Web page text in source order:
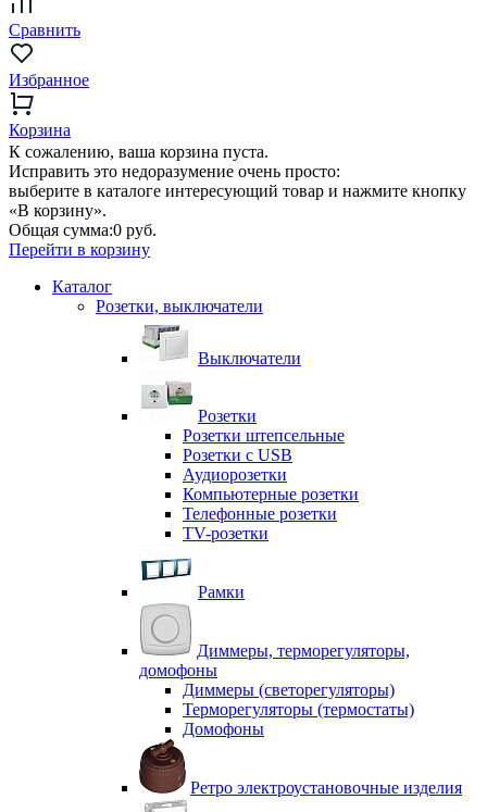
Сравнить
Избранное
Корзина
К сожалению, ваша корзина пуста.
Исправить это недоразумение очень просто:
выберите в каталоге интересующий товар и нажмите кнопку
«В корзину».
Общая сумма:0 руб.
Перейти в корзину
Каталог
Розетки, выключатели
Выключатели
Розетки
Розетки штепсельные
Розетки с USB
Аудиорозетки
Компьютерные розетки
Телефонные розетки
TV-розетки
Рамки
Диммеры, терморегуляторы,
домофоны
Диммеры (светорегуляторы)
Терморегуляторы (термостаты)
Домофоны
Ретро электроустановочные изделия